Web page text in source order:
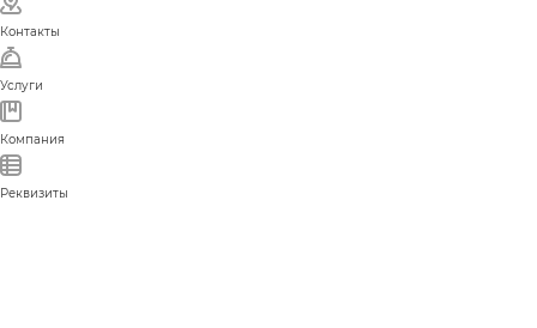
Контакты
Услуги
Компания
Реквизиты